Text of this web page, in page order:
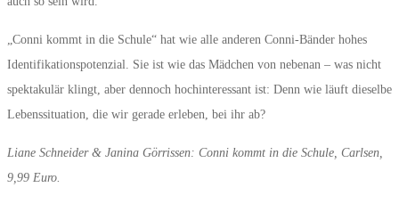
„Conni kommt in die Schule“ hat wie alle anderen Conni-Bänder hohes
Identifikationspotenzial. Sie ist wie das Mädchen von nebenan – was nicht
spektakulär klingt, aber dennoch hochinteressant ist: Denn wie läuft dieselbe
Lebenssituation, die wir gerade erleben, bei ihr ab?
Liane Schneider & Janina Görrissen: Conni kommt in die Schule, Carlsen,
9,99 Euro.